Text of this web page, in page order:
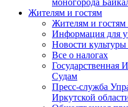
моногорода
Жителям и гостям
Жителям и гостям
Информация для
Новости культуры
Все о налогах
Судам
Пресс-служба
Иркутской